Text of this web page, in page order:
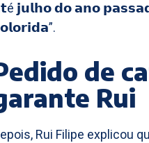
𝗷𝘂𝗹𝗵𝗼 𝗱𝗼 𝗮𝗻𝗼
de
Rui
Rui Filipe explicou